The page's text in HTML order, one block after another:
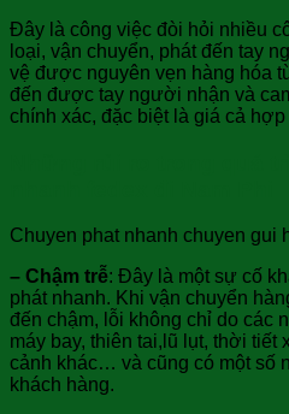
Đây là công việc đòi hỏi nhiều
loại, vận chuyển, phát đến tay
vệ được nguyên vẹn hàng hóa
đến được tay người nhận và
chính xác, đặc biệt là giá cả hợp
Chuyen phat nhanh chuyen gui
– Chậm trễ: Đây là một sự cố
phát nhanh. Khi vận chuyển
đến chậm, lỗi không chỉ do các
máy bay, thiên tai,lũ lụt, thời tiết
cảnh khác… và cũng có một số
khách hàng.